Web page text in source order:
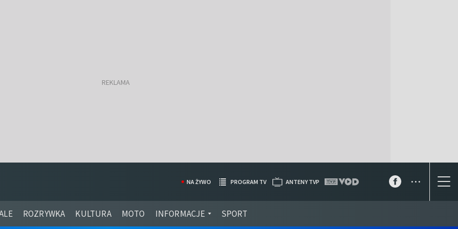
ROZRYWKA KULTURA MOTO INFORMACJE SPORT
NA ŻYWO PROGRAM TV ANTENY TVP ...